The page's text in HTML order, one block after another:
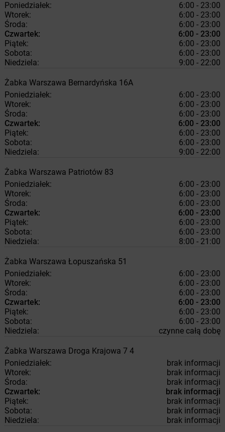
Poniedziałek:
6:00 - 23:00
Wtorek:
6:00 - 23:00
Środa:
6:00 - 23:00
Czwartek:
6:00 - 23:00
Piątek:
6:00 - 23:00
Sobota:
6:00 - 23:00
Niedziela:
9:00 - 22:00
Żabka Warszawa Bernardyńska 16A
Poniedziałek:
6:00 - 23:00
Wtorek:
6:00 - 23:00
Środa:
6:00 - 23:00
Czwartek:
6:00 - 23:00
Piątek:
6:00 - 23:00
Sobota:
6:00 - 23:00
Niedziela:
9:00 - 22:00
Żabka Warszawa Patriotów 83
Poniedziałek:
6:00 - 23:00
Wtorek:
6:00 - 23:00
Środa:
6:00 - 23:00
Czwartek:
6:00 - 23:00
Piątek:
6:00 - 23:00
Sobota:
6:00 - 23:00
Niedziela:
8:00 - 21:00
Żabka Warszawa Łopuszańska 51
Poniedziałek:
6:00 - 23:00
Wtorek:
6:00 - 23:00
Środa:
6:00 - 23:00
Czwartek:
6:00 - 23:00
Piątek:
6:00 - 23:00
Sobota:
6:00 - 23:00
Niedziela:
czynne całą dobę
Żabka Warszawa Droga Krajowa 7 4
Poniedziałek:
brak informacji
Wtorek:
brak informacji
Środa:
brak informacji
Czwartek:
brak informacji
Piątek:
brak informacji
Sobota:
brak informacji
Niedziela:
brak informacji